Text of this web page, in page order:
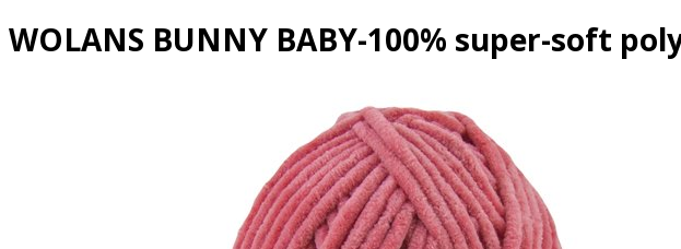
WOLANS BUNNY BABY-100% super-soft